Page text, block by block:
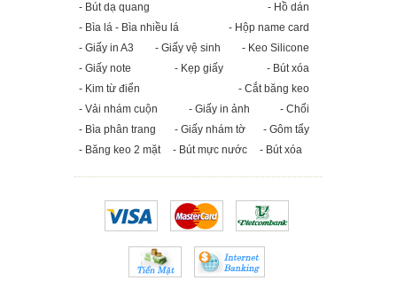
- Bút dạ quang
- Hồ dán
- Bìa lá - Bìa nhiều lá
- Hộp name card
- Giấy in A3
- Giấy vệ sinh
- Keo Silicone
- Giấy note
- Kẹp giấy
- Bút xóa
- Kim từ điển
- Cắt băng keo
- Vải nhám cuộn
- Giấy in ảnh
- Chổi
- Bìa phân trang
- Giấy nhám tờ
- Gôm tẩy
- Băng keo 2 mặt
- Bút mực nước - Bút xóa